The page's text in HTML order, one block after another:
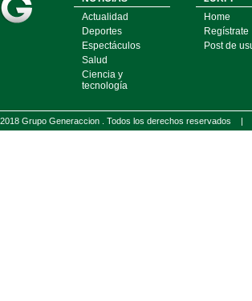
Actualidad
Deportes
Espectáculos
Salud
Ciencia y
tecnología
Home
Regístrate
Post de
2018 Grupo Generaccion . Todos los derechos reservados |